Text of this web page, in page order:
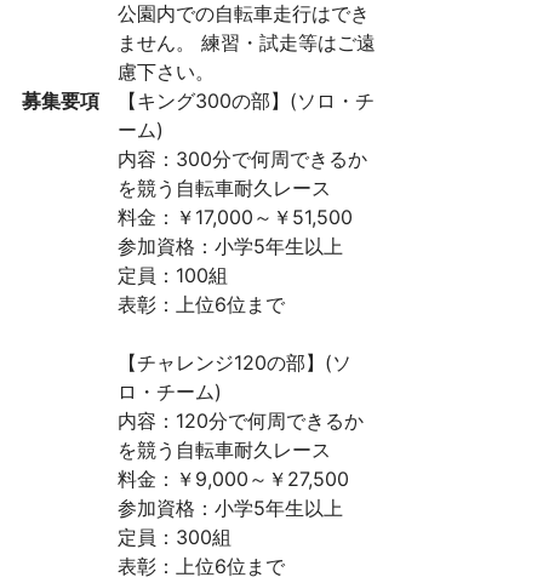
公園内での自転車走行はでき
ません。 練習・試走等はご遠
慮下さい。
募集要項
【キング300の部】(ソロ・チ
ーム)
内容：300分で何周できるか
を競う自転車耐久レース
料金：￥17,000～￥51,500
参加資格：小学5年生以上
定員：100組
表彰：上位6位まで
【チャレンジ120の部】(ソ
ロ・チーム)
内容：120分で何周できるか
を競う自転車耐久レース
料金：￥9,000～￥27,500
参加資格：小学5年生以上
定員：300組
表彰：上位6位まで